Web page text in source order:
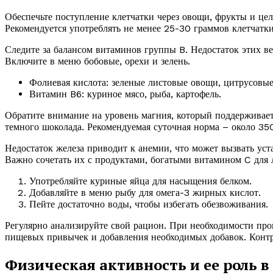
Обеспечьте поступление клетчатки через овощи, фрукты и
Рекомендуется употреблять не менее 25-30 граммов
Следите за балансом витаминов группы B. Недостаток этих
Включите в меню бобовые, орехи и зелень.
Фолиевая кислота: зеленые листовые овощи,
Витамин B6: куриное мясо, рыба, картофель.
Обратите внимание на уровень магния, который
темного шоколада. Рекомендуемая суточная норма – около
Недостаток железа приводит к анемии, что может вызвать
Важно сочетать их с продуктами, богатыми витамином C для
Употребляйте куриные яйца для насыщения белком.
Добавляйте в меню рыбу для омега-3 жирных кислот.
Пейте достаточно воды, чтобы избегать обезвоживания.
Регулярно анализируйте свой рацион. При необходимости
пищевых привычек и добавления необходимых добавок.
Физическая активность и ее роль